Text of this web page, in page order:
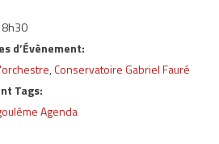
d’Évènement:
,Conservatoire Gabriel Fauré
Tags:
Agenda